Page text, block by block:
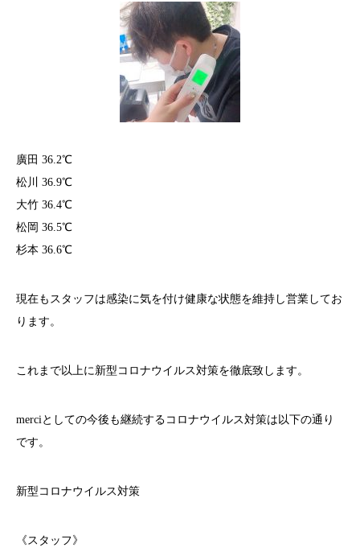
廣田 36.2℃
松川 36.9℃
大竹 36.4℃
松岡 36.5℃
杉本 36.6℃
現在もスタッフは感染に気を付け健康な状態を維持し営業してお
ります。
これまで以上に新型コロナウイルス対策を徹底致します。
merci としての今後も継続するコロナウイルス対策は以下の通り
です。
新型コロナウイルス対策
《スタッフ》